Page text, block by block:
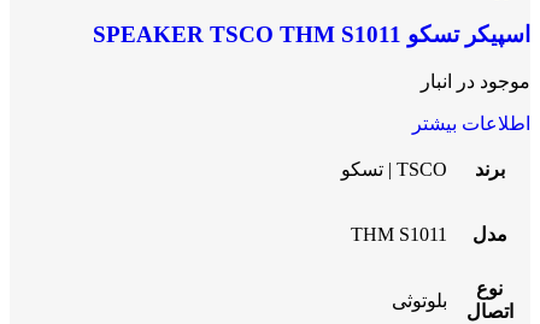
اسپیکر تسکو SPEAKER TSCO THM S1011
موجود در انبار
اطلاعات بیشتر
برند TSCO | تسکو
مدل THM S1011
نوع
اتصال
بلوتوثی